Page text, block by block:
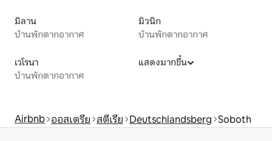
มิลาน
บ้านพักตากอากาศ
มิวนิก
บ้านพักตากอากาศ
เวโรนา
บ้านพักตากอากาศ
แสดงมากขึ้น
Airbnb ออสเตรีย สตีเรีย Deutschlandsberg Soboth